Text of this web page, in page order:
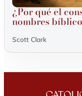
¿Por qué el
nombres
Scott Clark